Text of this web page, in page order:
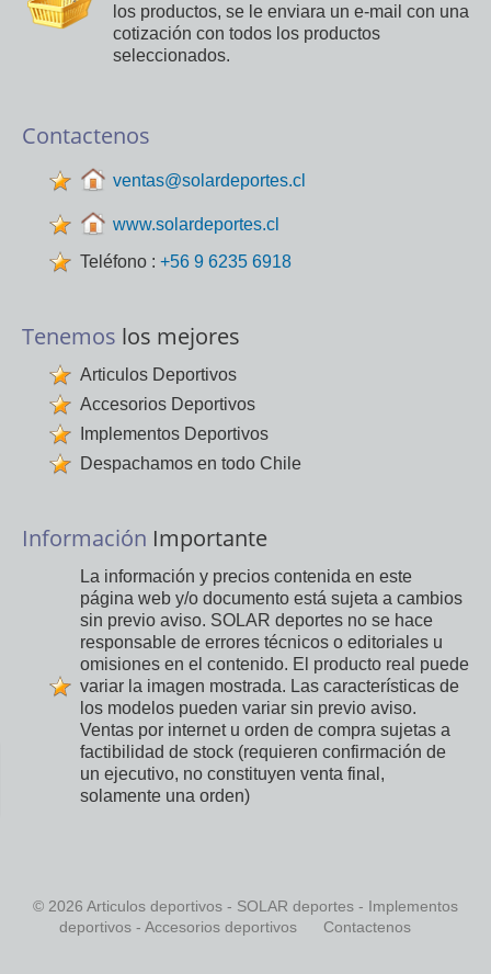
los productos, se le enviara un e-mail con una
cotización con todos los productos
seleccionados.
Contactenos
ventas@solardeportes.cl
www.solardeportes.cl
Teléfono : +56 9 6235 6918
Tenemos los mejores
Articulos Deportivos
Accesorios Deportivos
Implementos Deportivos
Despachamos en todo Chile
Información Importante
La información y precios contenida en este
página web y/o documento está sujeta a cambios
sin previo aviso. SOLAR deportes no se hace
responsable de errores técnicos o editoriales u
omisiones en el contenido. El producto real puede
variar la imagen mostrada. Las características de
los modelos pueden variar sin previo aviso.
Ventas por internet u orden de compra sujetas a
factibilidad de stock (requieren confirmación de
un ejecutivo, no constituyen venta final,
solamente una orden)
© 2026 Articulos deportivos - SOLAR deportes - Implementos
deportivos - Accesorios deportivos
Contactenos